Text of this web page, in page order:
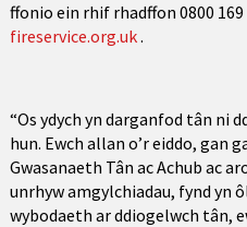
ffonio ein rhif rhadffon 0800
fireservice.org.uk.
“Os ydych yn darganfod tân ni
hun. Ewch allan o’r eiddo, gan
Gwasanaeth Tân ac Achub ac
unrhyw amgylchiadau, fynd yn
wybodaeth ar ddiogelwch tân,